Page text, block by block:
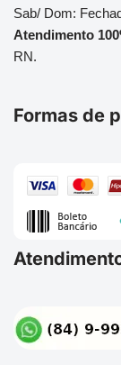
Sab/ Dom:
Atendimento
RN.
Formas de